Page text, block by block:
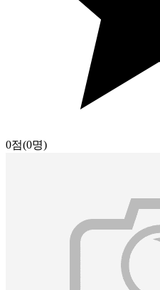
0점(0명)